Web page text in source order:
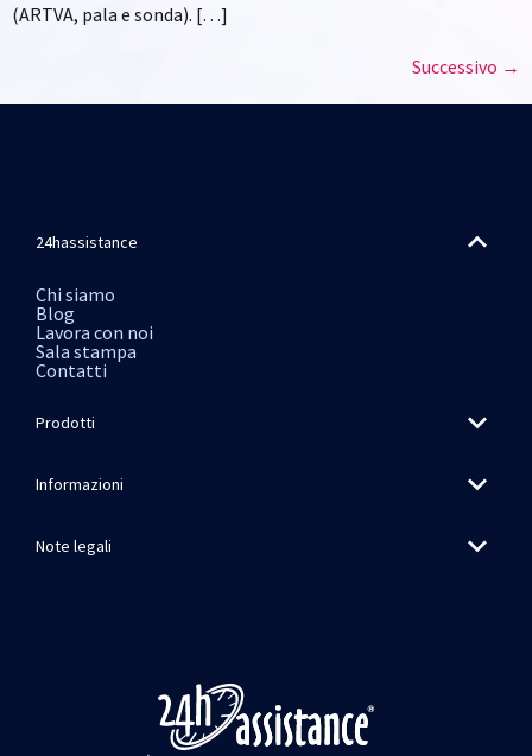
(ARTVA, pala e sonda). […]
Successivo →
24hassistance
Chi siamo
Blog
Lavora con noi
Sala stampa
Contatti
Prodotti
Informazioni
Note legali